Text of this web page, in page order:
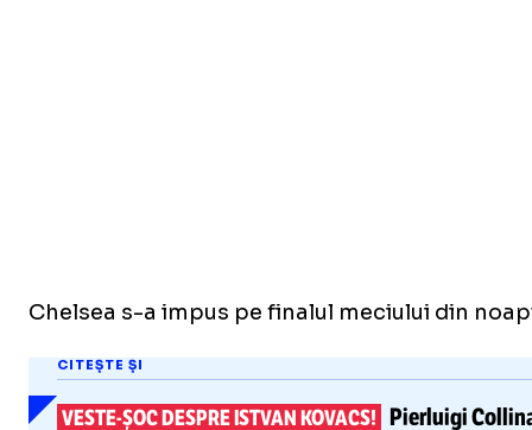
Chelsea s-a impus pe finalul meciului din
CITEȘTE ȘI
VESTE-ȘOCDESPRE ISTVAN KOVACS! Pierluigi